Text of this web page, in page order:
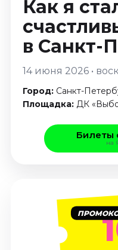
Январь 2027
Стендап
Август 2026
Ноябрь 2026
Декабрь 2026
Выставки
Август 2026
Экскурсии
Август 2026
Сентябрь 2026
Как я
в Санкт-
14 июня 2026 •
Город: Санкт-
Площадка: ДК
Билеты
на